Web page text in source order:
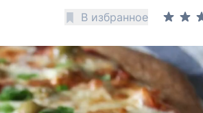
В избранное